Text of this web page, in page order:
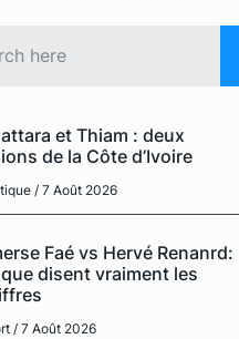
et Thiam : deux
de la Côte d’Ivoire
/ 7 Août 2026
Faé vs Hervé Renanrd:
disent vraiment les
/ 7 Août 2026